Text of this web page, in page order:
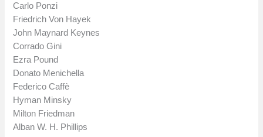
Carlo Ponzi
Friedrich Von Hayek
John Maynard Keynes
Corrado Gini
Ezra Pound
Donato Menichella
Federico Caffè
Hyman Minsky
Milton Friedman
Alban W. H. Phillips